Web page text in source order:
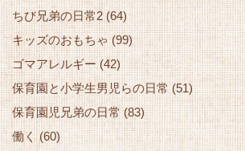
ちび兄弟の日常2 (64)
キッズのおもちゃ (99)
ゴマアレルギー (42)
保育園と小学生男児らの日常 (51)
保育園児兄弟の日常(83)
働く(60)